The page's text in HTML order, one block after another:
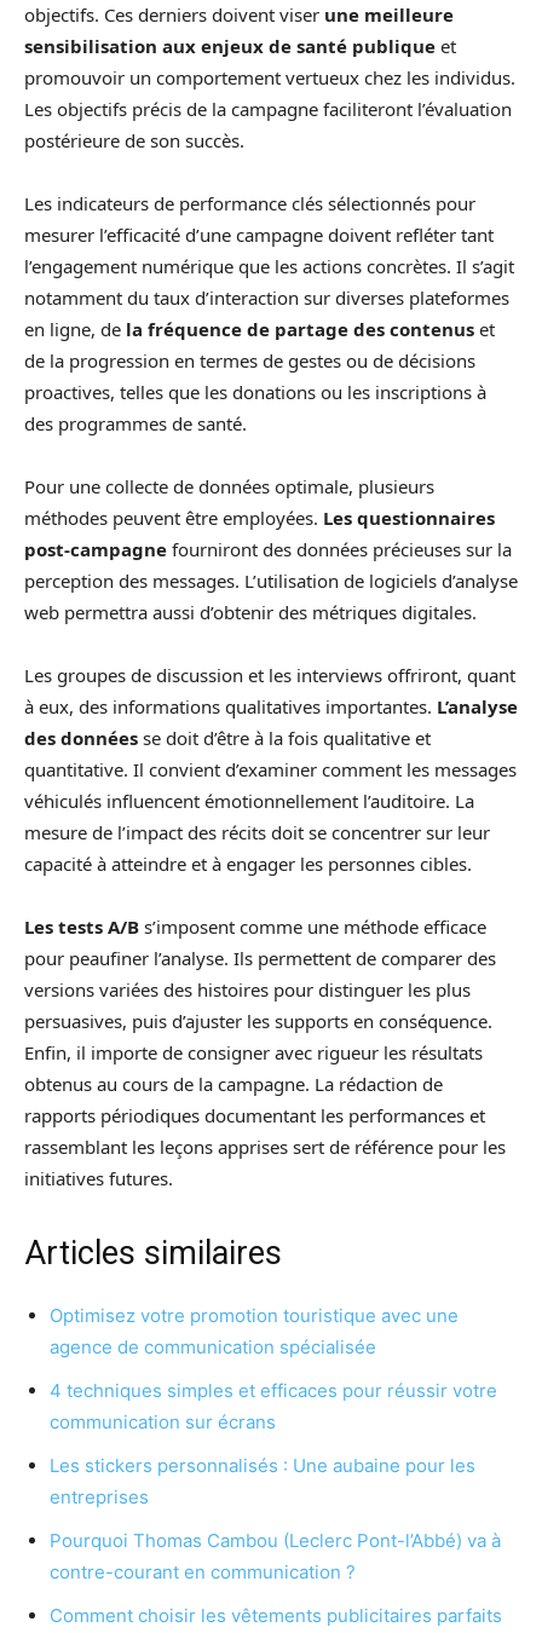
objectifs. Ces derniers doivent viser une meilleure
sensibilisation aux enjeux de santé publique et
promouvoir un comportement vertueux chez les individus.
Les objectifs précis de la campagne faciliteront l’évaluation
postérieure de son succès.
Les indicateurs de performance clés sélectionnés pour
mesurer l’efficacité d’une campagne doivent refléter tant
l’engagement numérique que les actions concrètes. Il s’agit
notamment du taux d’interaction sur diverses plateformes
en ligne, de la fréquence de partage des contenus et
de la progression en termes de gestes ou de décisions
proactives, telles que les donations ou les inscriptions à
des programmes de santé.
Pour une collecte de données optimale, plusieurs
méthodes peuvent être employées. Les questionnaires
post-campagne fourniront des données précieuses sur la
perception des messages. L’utilisation de logiciels d’analyse
web permettra aussi d’obtenir des métriques digitales.
Les groupes de discussion et les interviews offriront, quant
à eux, des informations qualitatives importantes. L’analyse
des données se doit d’être à la fois qualitative et
quantitative. Il convient d’examiner comment les messages
véhiculés influencent émotionnellement l’auditoire. La
mesure de l’impact des récits doit se concentrer sur leur
capacité à atteindre et à engager les personnes cibles.
Les tests A/B s’imposent comme une méthode efficace
pour peaufiner l’analyse. Ils permettent de comparer des
versions variées des histoires pour distinguer les plus
persuasives, puis d’ajuster les supports en conséquence.
Enfin, il importe de consigner avec rigueur les résultats
obtenus au cours de la campagne. La rédaction de
rapports périodiques documentant les performances et
rassemblant les leçons apprises sert de référence pour les
initiatives futures.
Articles similaires
Optimisez votre promotion touristique avec une
agence de communication spécialisée
4 techniques simples et efficaces pour réussir votre
communication sur écrans
Les stickers personnalisés : Une aubaine pour les
entreprises
Pourquoi Thomas Cambou (Leclerc Pont-l’Abbé) va à
contre-courant en communication ?
Comment choisir les vêtements publicitaires parfaits